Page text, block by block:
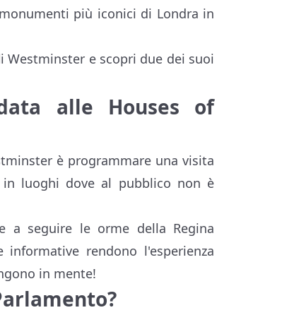
più iconici di Londra in
Westminster e scopri due dei suoi
alle Houses of
è programmare una visita
luoghi dove al pubblico non è
a seguire le orme della Regina
rendono l'esperienza
in mente!